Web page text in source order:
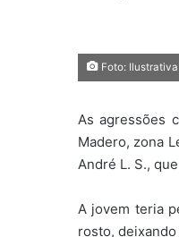
Foto: Ilustrativa
As agressões
Madero, zona
André L. S.,
A jovem teria
rosto,